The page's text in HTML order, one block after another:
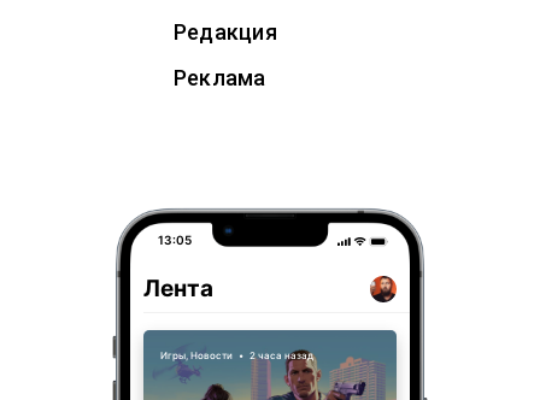
Редакция
Реклама
13:05
Лента
Игры, Новости • 2 часа назад